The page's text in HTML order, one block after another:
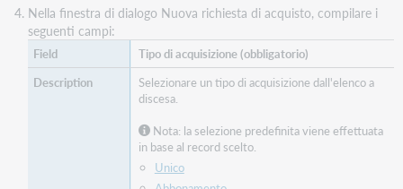
Nella finestra di dialogo Nuova richiesta di acquisto, compilare i
seguenti campi:
Tipo di acquisizione (obbligatorio)
Selezionare un tipo di acquisizione dall'elenco a
discesa.
Nota: la selezione predefinita viene effettuata
in base al record scelto.
Unico